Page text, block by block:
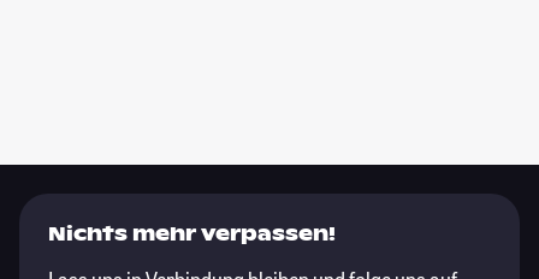
Nichts mehr verpassen!